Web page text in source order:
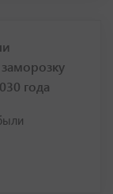
года